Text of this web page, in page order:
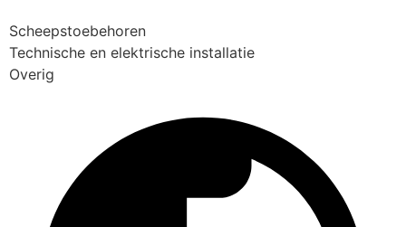
Scheepstoebehoren
Technische en elektrische installatie
Overig